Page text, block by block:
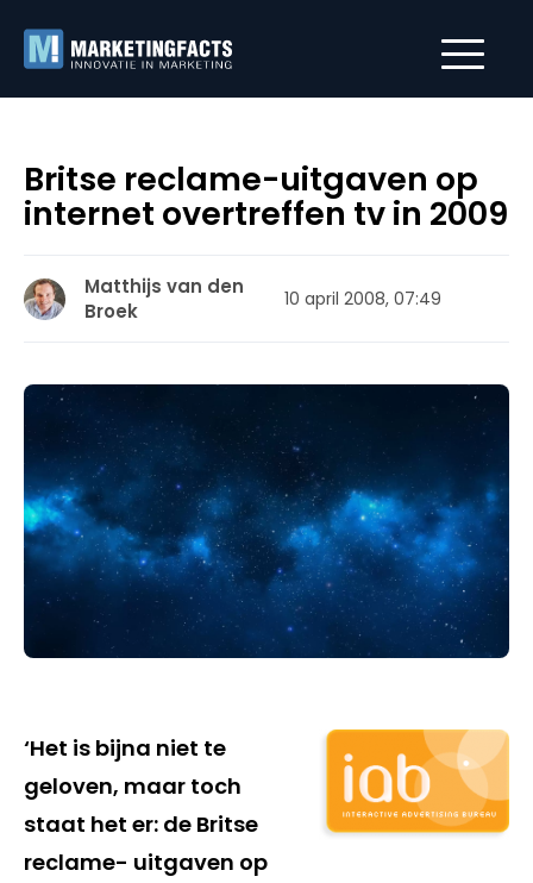
Britse reclame-uitgaven op
internet overtreffen tv in 2009
Matthijs van den
Broek
10 april 2008, 07:49
‘Het is bijna niet te
geloven, maar toch
staat het er: de Britse
reclame- uitgaven op